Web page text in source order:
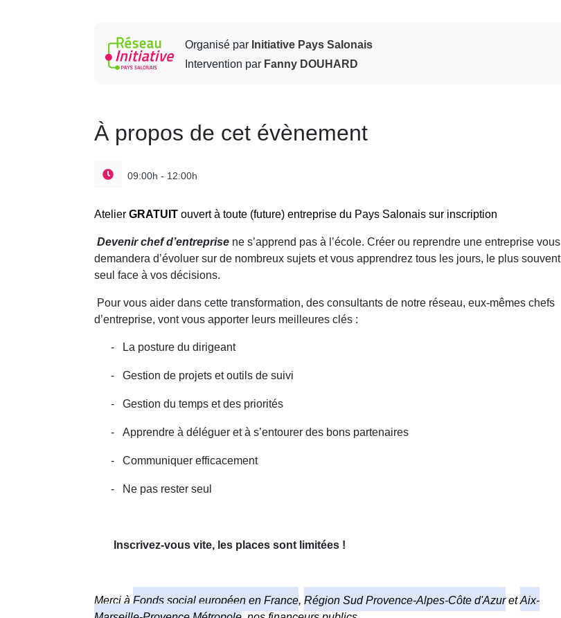
Organisé parInitiative Pays Salonais
Intervention parFanny DOUHARD
À propos de cet évènement
09:00h - 12:00h
AtelierGRATUITouvert à toute (future) entreprise du Pays Salonais sur inscription
Devenir chef d’entreprisene s’apprend pas à l’école. Créer ou reprendre une entreprise vous
demandera d’évoluer sur de nombreux sujets et vous apprendrez tous les jours, le plus souvent
seul face à vos décisions.
Pour vous aider dans cette transformation, des consultants de notre réseau, eux-mêmes chefs
d’entreprise, vont vous apporter leurs meilleures clés :
- La posture du dirigeant
- Gestion de projets et outils de suivi
- Gestion du temps et des priorités
- Apprendre à déléguer et à s’entourer des bons partenaires
- Communiquer efficacement
- Ne pas rester seul
Inscrivez-vous vite, les places sont limitées !
Merci àFonds social européen en France,Région Sud Provence-Alpes-Côte d'AzuretAix-